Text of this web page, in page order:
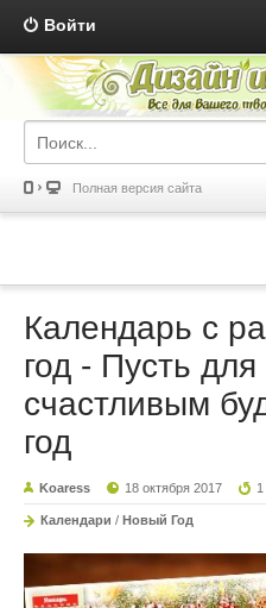
Войти
Полная версия сайта
Календарь с
год - Пусть
счастливым
год
Koaress 18 октября 2017
Календари / Новый Год